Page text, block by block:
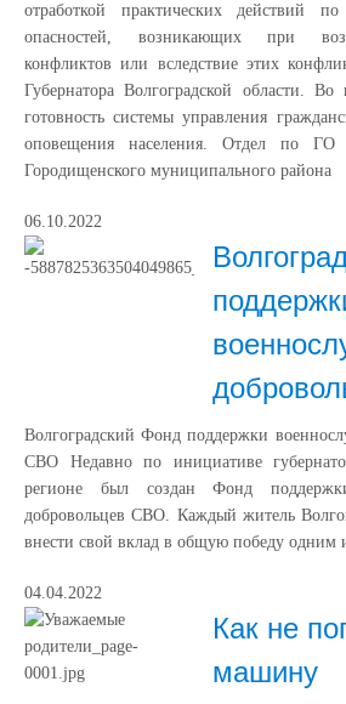
отработкой практических действий
опасностей, возникающих при
конфликтов или вследствие этих
Губернатора Волгоградской области.
готовность системы управления
оповещения населения. Отдел по
Городищенского муниципального района
06.10.2022
Волгоградский Фонд поддержки
СВО Недавно по инициативе
регионе был создан Фонд
добровольцев СВО. Каждый житель
внести свой вклад в общую победу одним
04.04.2022
Как не
машину